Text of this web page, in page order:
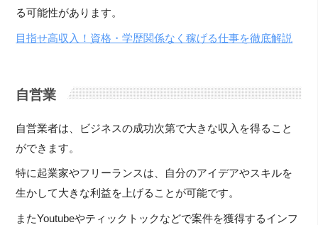
る可能性があります。
目指せ高収入！資格・学歴関係なく稼げる仕事を徹底解説
自営業
自営業者は、ビジネスの成功次第で大きな収入を得ること
ができます。
特に起業家やフリーランスは、自分のアイデアやスキルを
生かして大きな利益を上げることが可能です。
またYoutubeやティックトックなどで案件を獲得するインフ